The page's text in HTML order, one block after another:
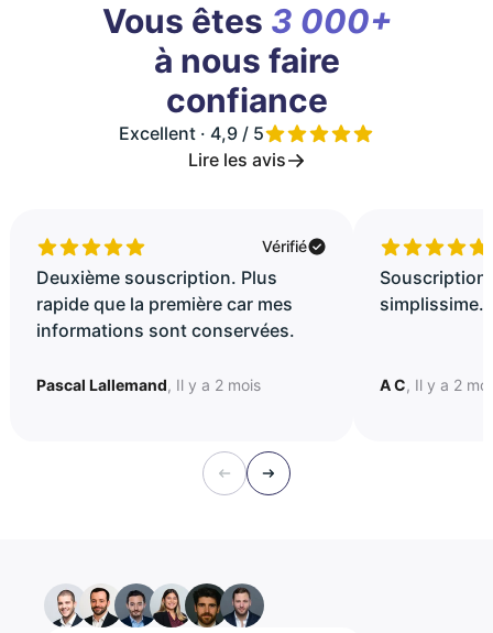
Vous êtes 3 000+
à nous faire
confiance
Excellent · 4,9 / 5
Lire les avis
Vérifié
Deuxième souscription. Plus
rapide que la première car mes
informations sont conservées.
Pascal Lallemand, Il y a 2 mois
Souscription
A C, Il y a 2